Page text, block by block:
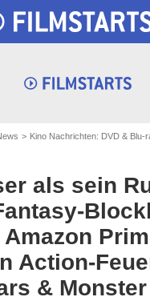
Kino Nachrichten: DVD & Blu-
als sein
Action-
& Monster